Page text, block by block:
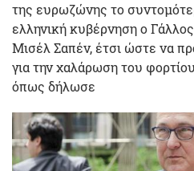
της ευρωζώνης το
ελληνική κυβέρνηση ο
Μισέλ Σαπέν, έτσι ώστε να
για την χαλάρωση του
όπως δήλωσε